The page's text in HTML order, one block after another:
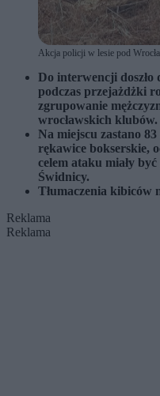
Akcja policji w lesie pod
Do interwencji
podczas przejażdżki
zgrupowanie
wrocławskich klubów.
Na miejscu zastano
rękawice bokserskie,
celem ataku miały
Świdnicy.
Tłumaczenia kibiców
Reklama
Reklama